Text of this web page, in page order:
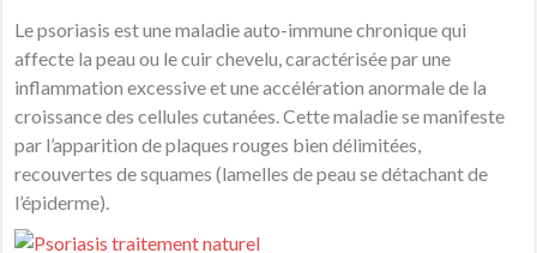
Le psoriasis est unemaladie auto-immune chronique qui
affecte la peau ou le cuir chevelu, caractérisée par une
inflammation excessive et une accélération anormale de la
croissance des cellules cutanées . Cette maladie se manifeste
par l’apparition de plaques rouges bien délimitées,
recouvertes de squames (lamelles de peau se détachant de
l’épiderme).